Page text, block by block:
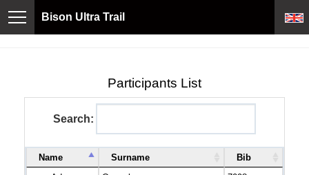
Bison Ultra Trail
Participants List
Search:
Name Surname
Bib